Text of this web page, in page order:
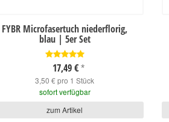
FYBR Microfasertuch niederflorig,
blau | 5er Set
17,49 € *
3,50 € pro 1 Stück
sofort verfügbar
zum Artikel